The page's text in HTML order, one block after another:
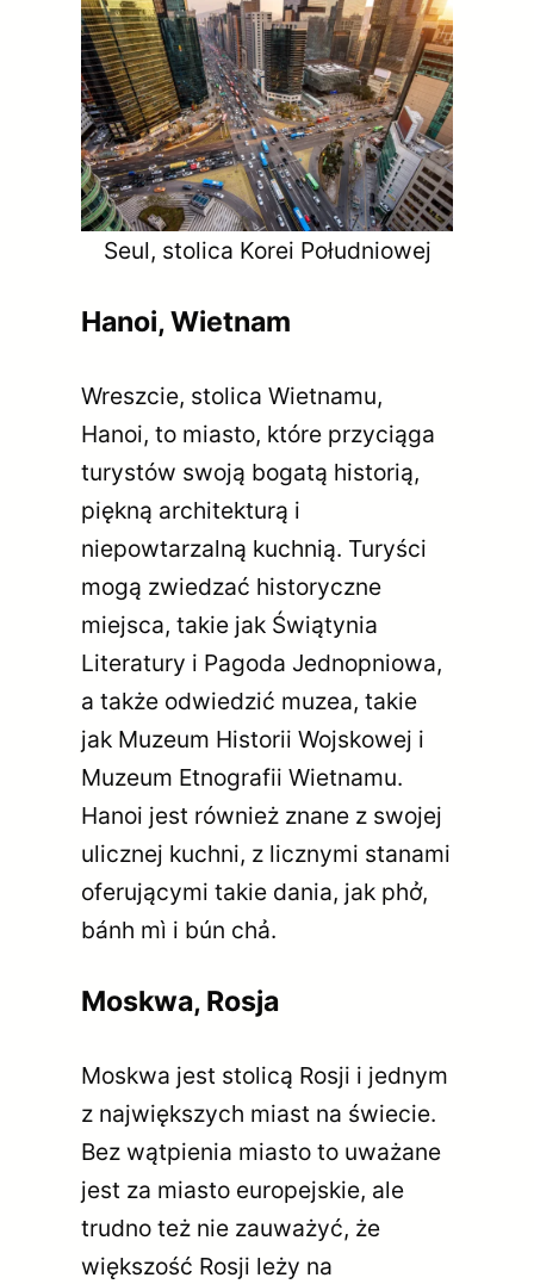
Seul, stolica Korei Południowej
Hanoi, Wietnam
Wreszcie, stolica Wietnamu,
Hanoi, to miasto, które przyciąga
turystów swoją bogatą historią,
piękną architekturą i
niepowtarzalną kuchnią. Turyści
mogą zwiedzać historyczne
miejsca, takie jak Świątynia
Literatury i Pagoda Jednopniowa,
a także odwiedzić muzea, takie
jak Muzeum Historii Wojskowej i
Muzeum Etnografii Wietnamu.
Hanoi jest również znane z swojej
ulicznej kuchni, z licznymi stanami
oferującymi takie dania, jak phở,
bánh mì i bún chả.
Moskwa, Rosja
Moskwa jest stolicą Rosji i jednym
z największych miast na świecie.
Bez wątpienia miasto to uważane
jest za miasto europejskie, ale
trudno też nie zauważyć, że
większość Rosji leży na